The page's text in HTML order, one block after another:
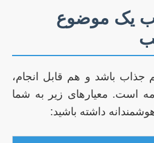
یک موضوع
باشد و هم قابل انجام،
است. معیارهای زیر به شما
داشته باشید: